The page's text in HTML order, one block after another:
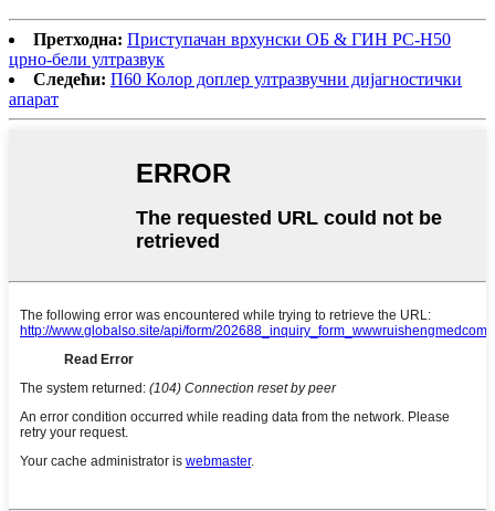
Претходна: Приступачан врхунски ОБ & ГИН РС-Н50
црно-бели ултразвук
Следећи: П60 Колор доплер ултразвучни дијагностички
апарат